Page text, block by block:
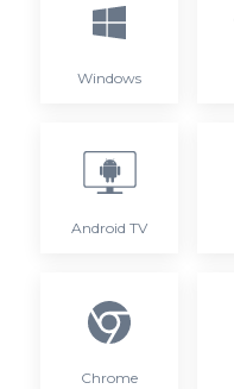
Windows
Android TV
Chrome